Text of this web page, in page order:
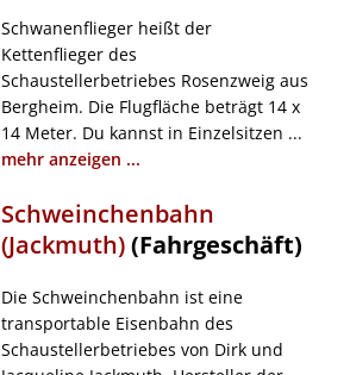
Schwanenflieger heißt der
Kettenflieger des
Schaustellerbetriebes Rosenzweig aus
Bergheim. Die Flugfläche beträgt 14 x
14 Meter. Du kannst in Einzelsitzen ...
mehr anzeigen ...
Schweinchenbahn
(Jackmuth)(Fahrgeschäft)
Die Schweinchenbahn ist eine
transportable Eisenbahn des
Schaustellerbetriebes von Dirk und